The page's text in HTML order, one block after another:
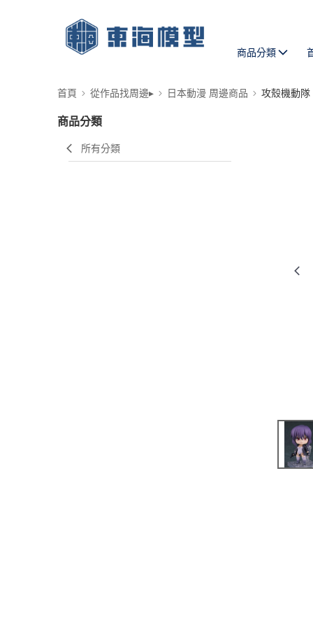
商品分類
首頁 從作品找周邊▸ 日本動漫 周邊商品 攻殼機動隊
商品分類
所有分類